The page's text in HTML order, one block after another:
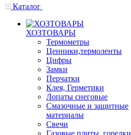
Каталог
ХОЗТОВАРЫ
Термометры
Ценники,термоленты
Цифры
Замки
Перчатки
Клея, Герметики
Лопаты снеговые
Смазочные и защитные
материалы
Свечи
Газовые плиты, горелки